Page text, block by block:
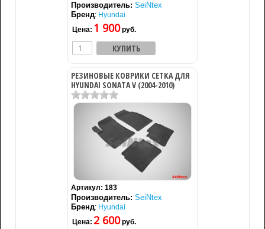
Производитель: SeiNtex
Бренд: Hyundai
Цена: 1 900руб.
РЕЗИНОВЫЕ КОВРИКИ СЕТКА ДЛЯ
HYUNDAI SONATA V (2004-2010)
Артикул: 183
Производитель: SeiNtex
Бренд: Hyundai
Цена: 2 600руб.